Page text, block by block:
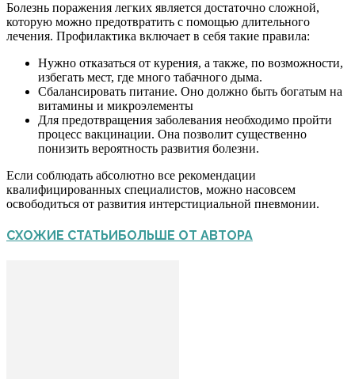
Болезнь поражения легких является достаточно сложной,
которую можно предотвратить с помощью длительного
лечения. Профилактика включает в себя такие правила:
Нужно отказаться от курения, а также, по возможности,
избегать мест, где много табачного дыма.
Сбалансировать питание. Оно должно быть богатым на
витамины и микроэлементы
Для предотвращения заболевания необходимо пройти
процесс вакцинации. Она позволит существенно
понизить вероятность развития болезни.
Если соблюдать абсолютно все рекомендации
квалифицированных специалистов, можно насовсем
освободиться от развития интерстициальной пневмонии.
СХОЖИЕ СТАТЬИ БОЛЬШЕ ОТ АВТОРА